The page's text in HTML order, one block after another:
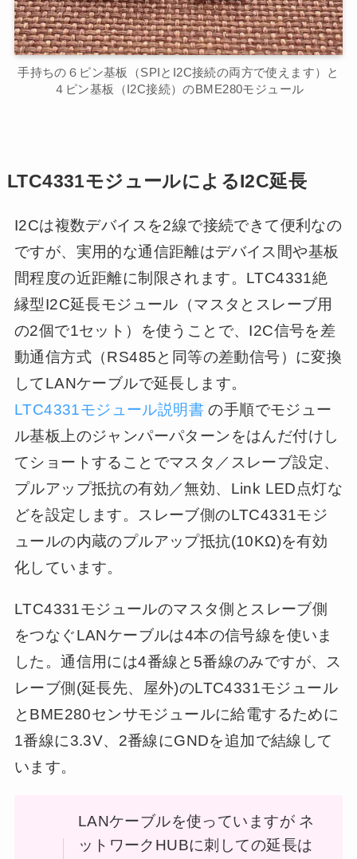
手持ちの６ピン基板（SPIとI2C接続の両方で使えます）と
４ピン基板（I2C接続）のBME280モジュール
LTC4331モジュールによるI2C延長
I2Cは複数デバイスを2線で接続できて便利なの
ですが、実用的な通信距離はデバイス間や基板
間程度の近距離に制限されます。LTC4331絶
縁型I2C延長モジュール（マスタとスレーブ用
の2個で1セット）を使うことで、I2C信号を差
動通信方式（RS485と同等の差動信号）に変換
してLANケーブルで延長します。
LTC4331モジュール説明書の手順でモジュー
ル基板上のジャンパーパターンをはんだ付けし
てショートすることでマスタ／スレーブ設定、
プルアップ抵抗の有効／無効、Link LED点灯な
どを設定します。スレーブ側のLTC4331モジ
ュールの内蔵のプルアップ抵抗(10KΩ)を有効
化しています。
LTC4331モジュールのマスタ側とスレーブ側
をつなぐLANケーブルは4本の信号線を使いま
した。通信用には4番線と5番線のみですが、ス
レーブ側(延長先、屋外)のLTC4331モジュール
とBME280センサモジュールに給電するために
1番線に3.3V、2番線にGNDを追加で結線して
います。
LANケーブルを使っていますが ネ
ットワークHUBに刺しての延長は